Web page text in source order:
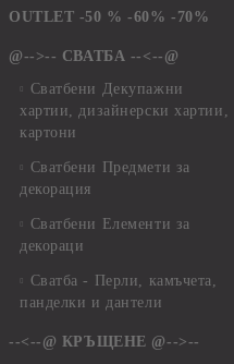
OUTLET -50 % -60% -70%
@-->-- СВАТБА --<--@
Сватбени Декупажни
хартии, дизайнерски хартии,
картони
Сватбени Предмети за
декорация
Сватбени Елементи за
декораци
Сватба - Перли, камъчета,
панделки и дантели
--<--@ КРЪЩЕНЕ @-->--